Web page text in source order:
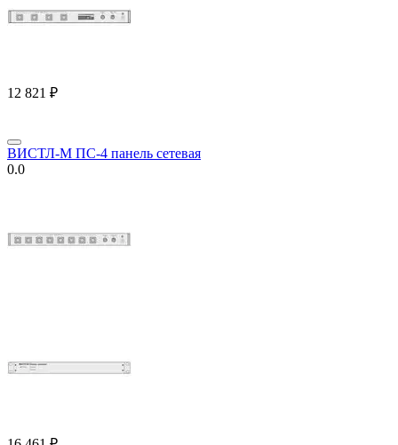
12 821 ₽
ВИСТЛ-М ПС-4 панель сетевая
0.0